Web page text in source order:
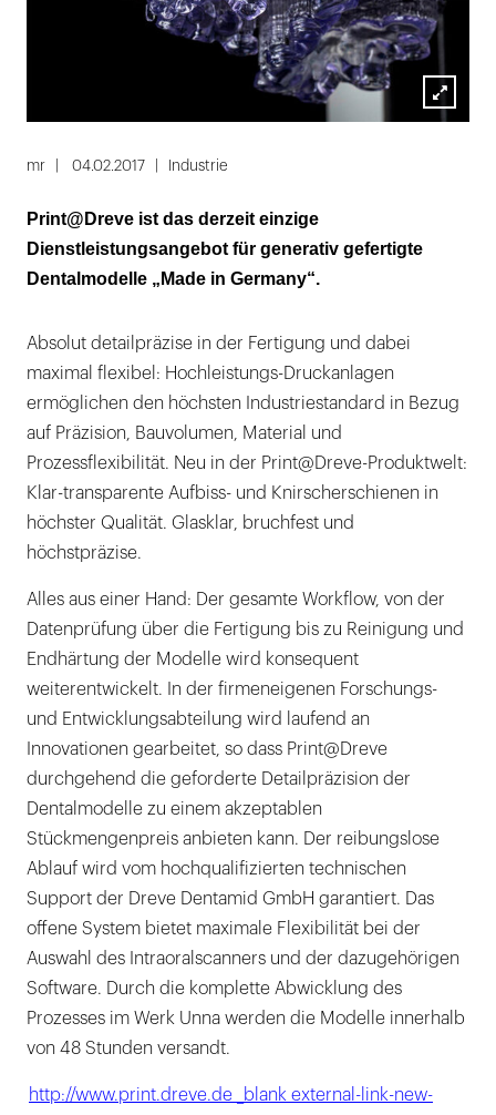
Lightbox
mr 04.02.2017 Industrie
Print@Dreve ist das derzeit einzige
Dienstleistungsangebot für generativ gefertigte
Dentalmodelle „Made in Germany“.
Absolut detailpräzise in der Fertigung und dabei
maximal flexibel: Hochleistungs-Druckanlagen
ermöglichen den höchsten Industriestandard in Bezug
auf Präzision, Bauvolumen, Material und
Prozessflexibilität. Neu in der Print@Dreve-Produktwelt:
Klar-transparente Aufbiss- und Knirscherschienen in
höchster Qualität. Glasklar, bruchfest und
höchstpräzise.
Alles aus einer Hand: Der gesamte Workflow, von der
Datenprüfung über die Fertigung bis zu Reinigung und
Endhärtung der Modelle wird konsequent
weiterentwickelt. In der firmeneigenen Forschungs-
und Entwicklungsabteilung wird laufend an
Innovationen gearbeitet, so dass Print@Dreve
durchgehend die geforderte Detailpräzision der
Dentalmodelle zu einem akzeptablen
Stückmengenpreis anbieten kann. Der reibungslose
Ablauf wird vom hochqualifizierten technischen
Support der Dreve Dentamid GmbH garantiert. Das
offene System bietet maximale Flexibilität bei der
Auswahl des Intraoralscanners und der dazugehörigen
Software. Durch die komplette Abwicklung des
Prozesses im Werk Unna werden die Modelle innerhalb
von 48 Stunden versandt.
http://www.print.dreve.de _blank external-link-new-